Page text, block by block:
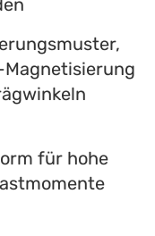
für hohe